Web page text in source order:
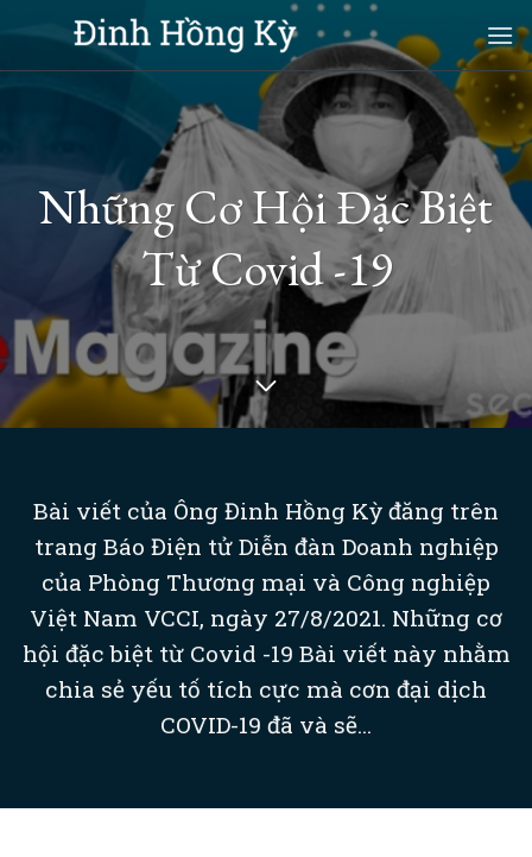
content
Những Cơ Hội Đặc Biệt
Từ Covid -19
Bài viết của Ông Đinh Hồng Kỳ đăng trên
trang Báo Điện tử Diễn đàn Doanh nghiệp
của Phòng Thương mại và Công nghiệp
Việt Nam VCCI, ngày 27/8/2021. Những cơ
hội đặc biệt từ Covid -19 Bài viết này nhằm
chia sẻ yếu tố tích cực mà cơn đại dịch
COVID-19 đã và sẽ...